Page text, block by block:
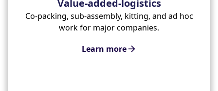
Value-added-logistics
Co-packing, sub-assembly, kitting, and ad hoc
work for major companies.
Learn more